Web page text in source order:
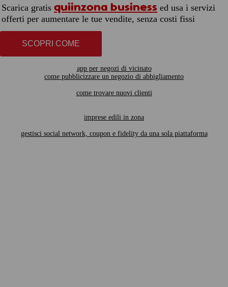
Scarica gratis quiinzona business ed usa i servizi
offerti per aumentare le tue vendite, senza costi fissi
SCOPRI COME
app per negozi di vicinato
come pubblicizzare un negozio di abbigliamento
come trovare nuovi clienti
imprese edili in zona
gestisci social network, coupon e fidelity da una sola piattaforma